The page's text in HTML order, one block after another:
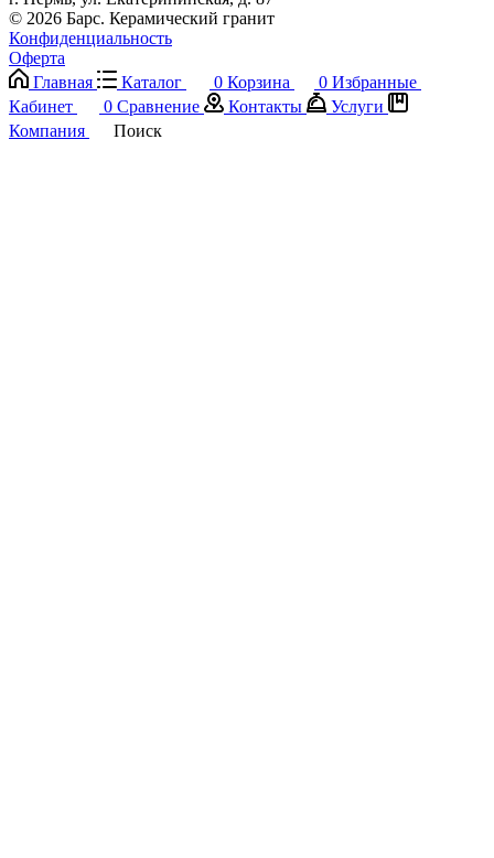
© 2026 Барс. Керамический гранит
Конфиденциальность
Оферта
Главная
Каталог 0 Корзина 0 Избранные
Кабинет
0 Сравнение Контакты
Услуги
Компания
Поиск